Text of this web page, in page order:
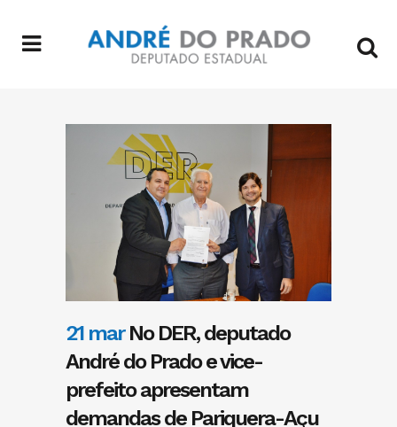
21 marNo DER, deputado
André do Prado e vice-
prefeito apresentam
demandas de Pariquera-Açu